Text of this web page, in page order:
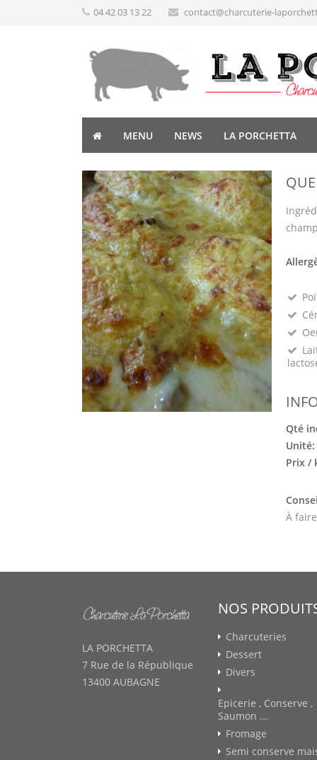
04 42 03 13 22 contact@charcuterie-
MENU NEWS LA PORCHETTA
Qté
Unité:
Prix /
À
LA PORCHETTA
7 Rue de la République
13400 AUBAGNE
NOS
Charcuteries
Dessert
Divers
Epicerie , Conserve ,
Saumon ...
Fromage
Semi conserve